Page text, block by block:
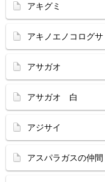
アキグミ
アキノエノコログサ
アサガオ
アサガオ 白
アジサイ
アスパラガスの仲間